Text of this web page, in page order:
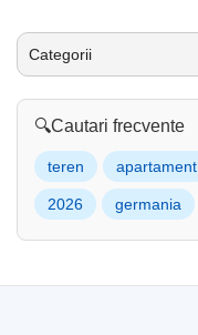
Categorii
🔍Cautari frecvente
teren apartament
2026 germania